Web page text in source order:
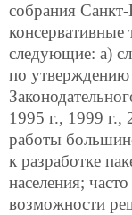
собрания
следующие: а)
по утверждению
1995 г., 1999
работы
к разработке
населения;
возможности